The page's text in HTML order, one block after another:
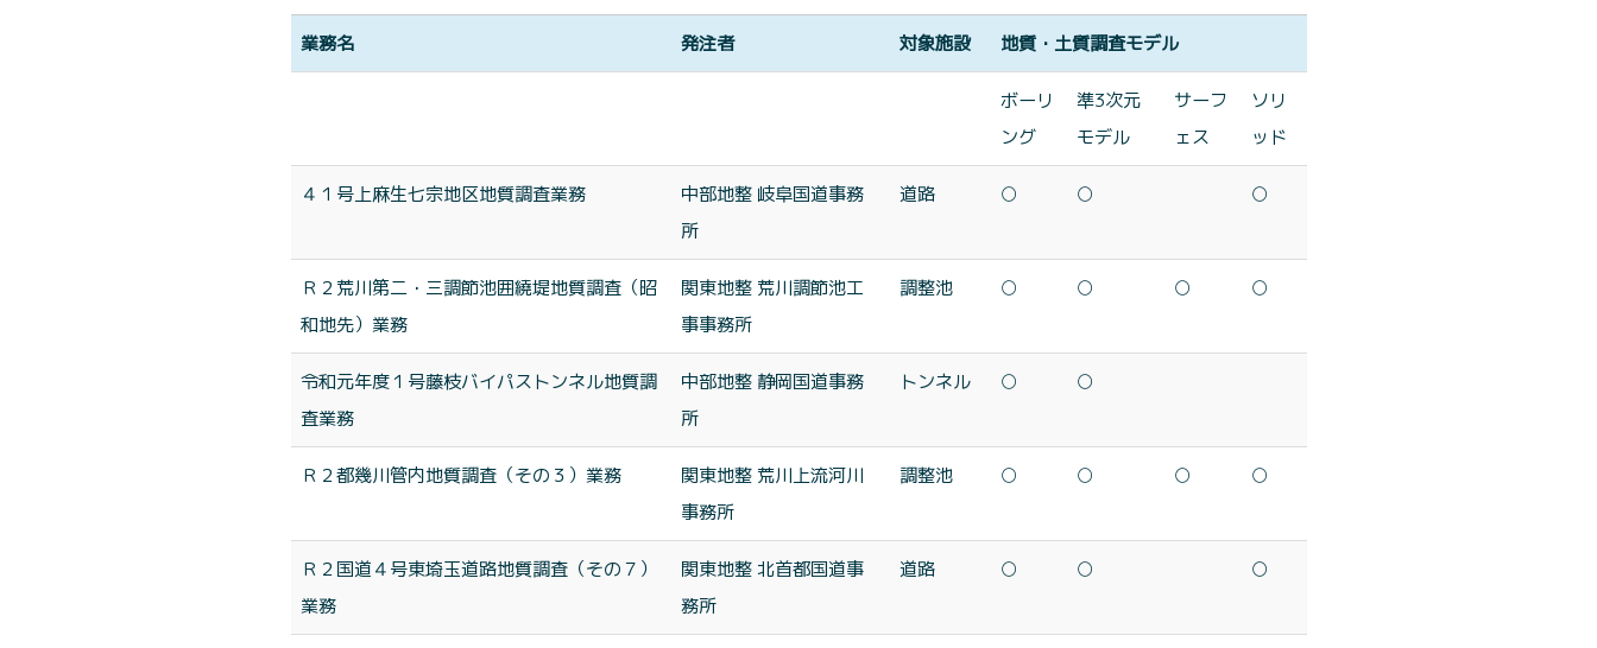
業務名 発注者 対象施設 地質・土質調査モデル
ボーリ
ング
準3次元
モデル
サーフ
ェス
ソリ
ッド
４１号上麻生七宗地区地質調査業務
中部地整 岐阜国道事務
所
道路 ○ ○ ○
Ｒ２荒川第二・三調節池囲繞堤地質調査（昭
和地先）業務
関東地整 荒川調節池工
事事務所
調整池 ○ ○ ○ ○
令和元年度１号藤枝バイパストンネル地質調
査業務
中部地整 静岡国道事務
所
トンネル ○ ○
Ｒ２都幾川管内地質調査（その３）業務
関東地整 荒川上流河川
事務所
調整池 ○ ○ ○ ○
Ｒ２国道４号東埼玉道路地質調査（その７）
業務
関東地整 北首都国道事
務所
道路 ○ ○ ○